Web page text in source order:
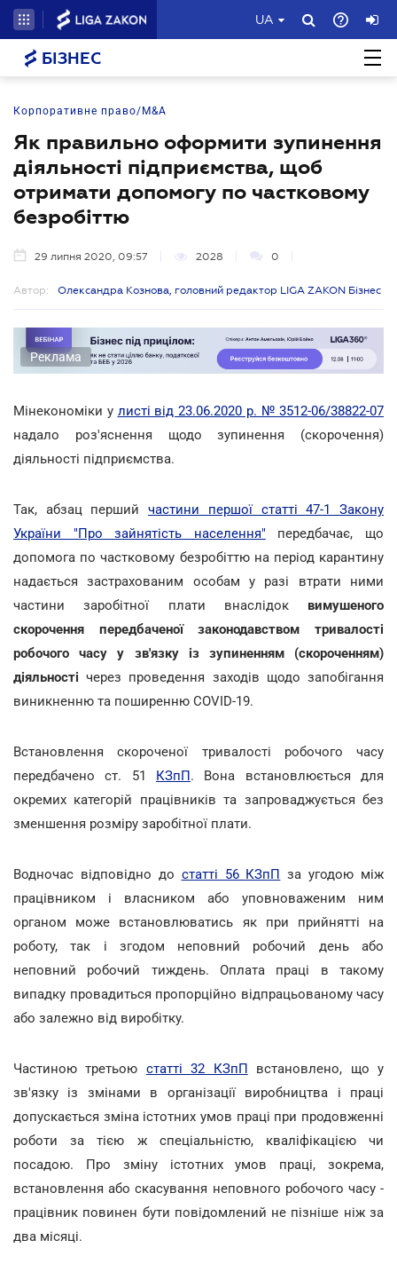
UA
БІЗНЕС
Корпоративне право/M&A
Як правильно оформити зупинення
діяльності підприємства, щоб
отримати допомогу по частковому
безробіттю
29 липня 2020, 09:57 2028 0
Автор: Олександра Кознова, головний редактор LIGA ZAKON Бізнес
Реклама
Мінекономіки у листі від 23.06.2020 р. № 3512-06/38822-07
надало роз'яснення щодо зупинення (скорочення)
діяльності підприємства.
Так, абзац першийчастини першої статті 47-1 Закону
України "Про зайнятість населення" передбачає, що
допомога по частковому безробіттю на період карантину
надається застрахованим особам у разі втрати ними
частини заробітної плати внаслідок вимушеного
скорочення передбаченої законодавством тривалості
робочого часу у зв'язку із зупиненням (скороченням)
діяльностічерез проведення заходів щодо запобігання
виникненню та поширенню COVID-19.
Встановлення скороченої тривалості робочого часу
передбачено ст. 51 КЗпП. Вона встановлюється для
окремих категорій працівників та запроваджується без
зменшення розміру заробітної плати.
Водночас відповідно до статті 56 КЗпП за угодою між
працівником і власником або уповноваженим ним
органом може встановлюватись як при прийнятті на
роботу, так і згодом неповний робочий день або
неповний робочий тиждень. Оплата праці в такому
випадку провадиться пропорційно відпрацьованому часу
або залежно від виробітку.
Частиною третьою статті 32 КЗпП встановлено, що у
зв'язку із змінами в організації виробництва і праці
допускається зміна істотних умов праці при продовженні
роботи за тією ж спеціальністю, кваліфікацією чи
посадою. Про зміну істотних умов праці, зокрема,
встановлення або скасування неповного робочого часу -
працівник повинен бути повідомлений не пізніше ніж за
два місяці.